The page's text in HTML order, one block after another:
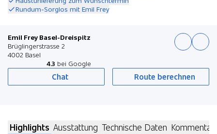
Rundum-Sorglos mit Emil Frey
Emil Frey Basel-Dreispitz
Brüglingerstrasse 2
4002 Basel
4.3 bei Google
Chat Route berechnen
Highlights Ausstattung Technische Daten Kommentar